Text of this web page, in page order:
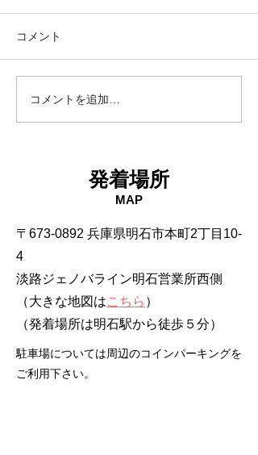
コメント
コメントを追加…
発着場所
MAP
〒673-0892 兵庫県明石市本町2丁目10-
4
淡路ジェノバライン明石営業所西側
（大きな地図はこちら ）
​（発着場所は明石駅から徒歩５分）
駐車場については周辺のコインパーキングを
ご利用下さい。